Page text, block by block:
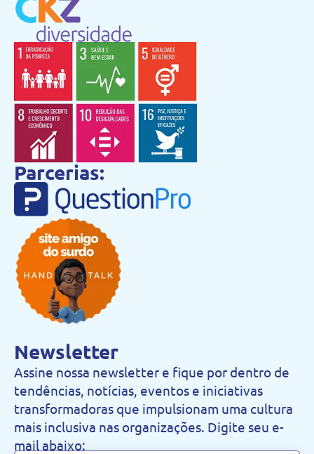
Parcerias:
Newsletter
Assine nossa newsletter e fique por dentro de
tendências, notícias, eventos e iniciativas
transformadoras que impulsionam uma cultura
mais inclusiva nas organizações. Digite seu e-
mail abaixo: